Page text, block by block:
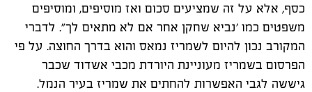
כסף, אלא על זה שמציעים סכום ואז מוסיפים, ומוסיפים
משפטים כמו 'נביא שחקן אחר אם לא מתאים לך". לדברי
המקורב נכון להיום לשמריז נמאס והוא בדרך החוצה. על פי
הפרסום בשמריז מעוניינת היורדת מכבי אשדוד שכבר
גיששה לגבי האפשרות להחתים את שמריז בעיר הנמל.